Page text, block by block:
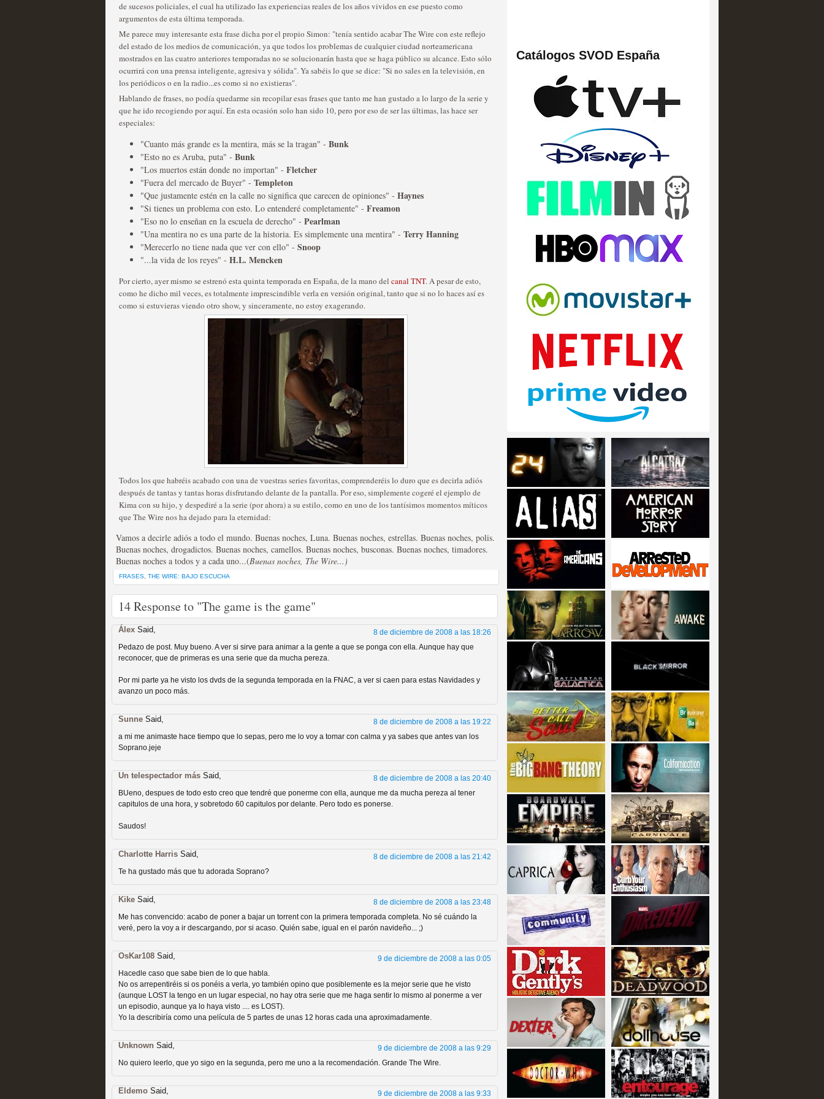
Fin de ciclo para las series de viajes en el tiempo
MOLTISANTI
Recomendación de la semana
Taboo es otra miniserie británica que no es
miniserie
Recomendación de la semana
Las temporadas de pilotos de Amazon
Galería con los Mejores Personajes de Series de
Televisión
MOLTISANTI
Recomendación de la semana
Las productoras de las estrellas de cine y
televisión
MOLTISANTI
Recomendación de la semana
Las series de 10 temporadas están en peligro de
extinción
MOLTISANTI
Recomendación de la semana
Expediente X: Guía para descubrir la "verdad"
Recomendación de la semana
de sucesos policiales, el cual ha utilizado las experiencias reales de los años vividos en ese puesto como
argumentos de esta última temporada.
Me parece muy interesante esta frase dicha por el propio Simon: "tenía sentido acabar The Wire con este reflejo
del estado de los medios de comunicación, ya que todos los problemas de cualquier ciudad norteamericana
mostrados en las cuatro anteriores temporadas no se solucionarán hasta que se haga público su alcance. Esto sólo
ocurrirá con una prensa inteligente, agresiva y sólida". Ya sabéis lo que se dice: "Si no sales en la televisión, en
los periódicos o en la radio...es como si no existieras".
Hablando de frases, no podía quedarme sin recopilar esas frases que tanto me han gustado a lo largo de la serie y
que he ido recogiendo por aquí. En esta ocasión solo han sido 10, pero por eso de ser las últimas, las hace ser
especiales:
"Cuanto más grande es la mentira, más se la tragan" - Bunk
"Esto no es Aruba, puta" - Bunk
"Los muertos están donde no importan" - Fletcher
"Fuera del mercado de Buyer" - Templeton
"Que justamente estén en la calle no significa que carecen de opiniones" - Haynes
"Si tienes un problema con esto. Lo entenderé completamente" - Freamon
"Eso no lo enseñan en la escuela de derecho" - Pearlman
"Una mentira no es una parte de la historia. Es simplemente una mentira" - Terry Hanning
"Merecerlo no tiene nada que ver con ello" - Snoop
"...la vida de los reyes" - H.L. Mencken
Por cierto, ayer mismo se estrenó esta quinta temporada en España, de la mano del canal TNT. A pesar de esto,
como he dicho mil veces, es totalmente imprescindible verla en versión original, tanto que si no lo haces así es
como si estuvieras viendo otro show, y sinceramente, no estoy exagerando.
Todos los que habréis acabado con una de vuestras series favoritas, comprenderéis lo duro que es decirla adiós
después de tantas y tantas horas disfrutando delante de la pantalla. Por eso, simplemente cogeré el ejemplo de
Kima con su hijo, y despediré a la serie (por ahora) a su estilo, como en uno de los tantísimos momentos míticos
que The Wire nos ha dejado para la eternidad:
Vamos a decirle adiós a todo el mundo. Buenas noches, Luna. Buenas noches, estrellas. Buenas noches, polis.
Buenas noches, drogadictos. Buenas noches, camellos. Buenas noches, busconas. Buenas noches, timadores.
Buenas noches a todos y a cada uno...(Buenas noches, The Wire...)
FRASES THE WIRE: BAJO ESCUCHA
14 Response to "The game is the game"
Álex Said,
8 de diciembre de 2008 a las 18:26
Pedazo de post. Muy bueno. A ver si sirve para animar a la gente a que se ponga con ella. Aunque hay que
reconocer, que de primeras es una serie que da mucha pereza.
Por mi parte ya he visto los dvds de la segunda temporada en la FNAC, a ver si caen para estas Navidades y
avanzo un poco más.
Sunne Said,
8 de diciembre de 2008 a las 19:22
a mi me animaste hace tiempo que lo sepas, pero me lo voy a tomar con calma y ya sabes que antes van los
Soprano.jeje
Un telespectador más Said,
8 de diciembre de 2008 a las 20:40
BUeno, despues de todo esto creo que tendré que ponerme con ella, aunque me da mucha pereza al tener
capitulos de una hora, y sobretodo 60 capitulos por delante. Pero todo es ponerse.
Saudos!
Charlotte Harris Said,
8 de diciembre de 2008 a las 21:42
Te ha gustado más que tu adorada Soprano?
Kike Said,
8 de diciembre de 2008 a las 23:48
Me has convencido: acabo de poner a bajar un torrent con la primera temporada completa. No sé cuándo la
veré, pero la voy a ir descargando, por si acaso. Quién sabe, igual en el parón navideño... ;)
OsKar108 Said,
9 de diciembre de 2008 a las 0:05
Hacedle caso que sabe bien de lo que habla.
No os arrepentiréis si os ponéis a verla, yo también opino que posiblemente es la mejor serie que he visto
(aunque LOST la tengo en un lugar especial, no hay otra serie que me haga sentir lo mismo al ponerme a ver
un episodio, aunque ya lo haya visto .... es LOST).
Yo la describiría como una película de 5 partes de unas 12 horas cada una aproximadamente.
Unknown Said,
9 de diciembre de 2008 a las 9:29
No quiero leerlo, que yo sigo en la segunda, pero me uno a la recomendación. Grande The Wire.
Eldemo Said, 9 de diciembre de 2008 a las 9:33
Catálogos SVOD España